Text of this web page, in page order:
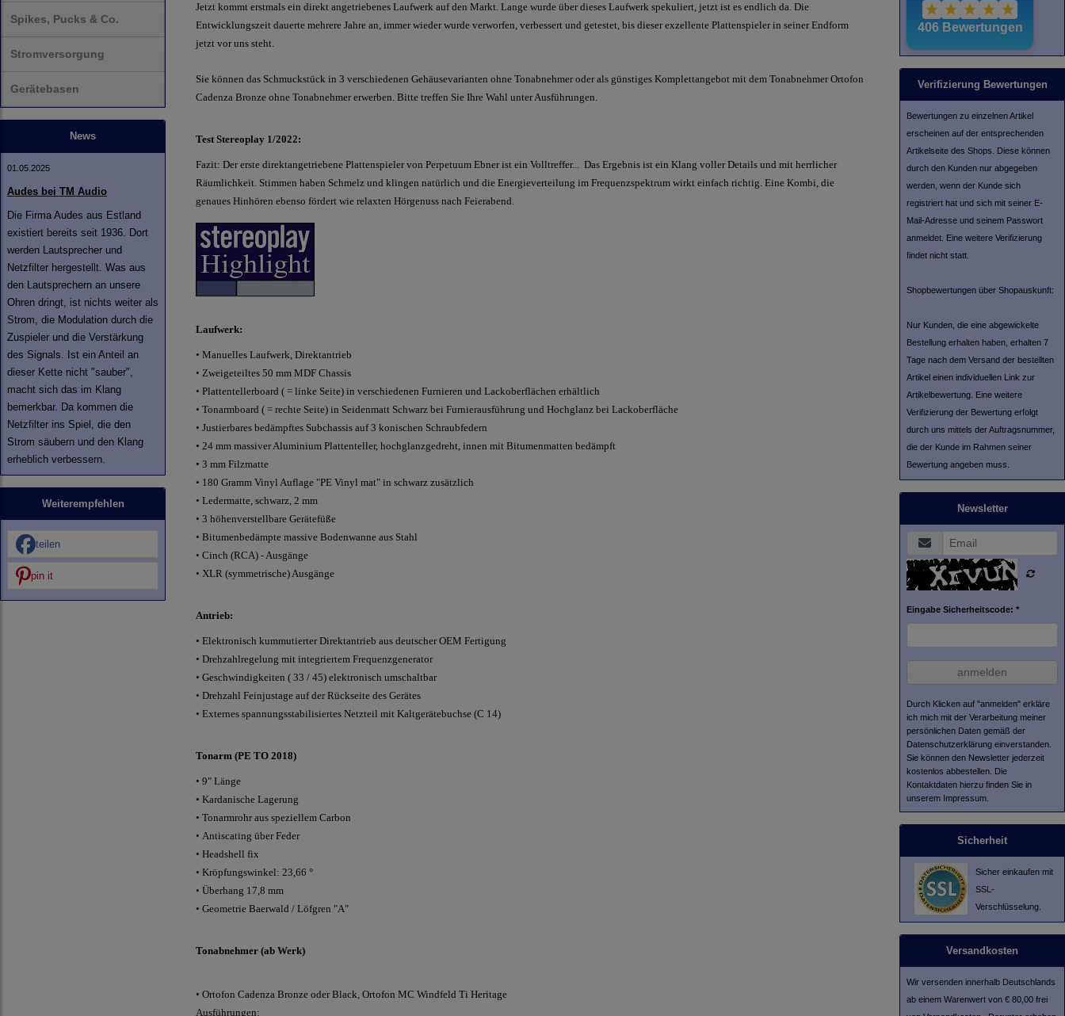
Spikes, Pucks & Co.
Stromversorgung
Gerätebasen
News
01.05.2025
Audes bei TM Audio
Die Firma Audes aus Estland
existiert bereits seit 1936. Dort
werden Lautsprecher und
Netzfilter hergestellt. Was aus
den Lautsprechern an unsere
Ohren dringt, ist nichts weiter als
Strom, die Modulation durch die
Zuspieler und die Verstärkung
des Signals. Ist ein Anteil an
dieser Kette nicht "sauber",
macht sich das im Klang
bemerkbar. Da kommen die
Netzfilter ins Spiel, die den
Strom säubern und den Klang
erheblich verbessern.
Weiterempfehlen
teilen
pin it
Jetzt kommt erstmals ein direkt angetriebenes Laufwerk auf den Markt. Lange wurde über dieses Laufwerk spekuliert, jetzt ist es endlich da. Die
Entwicklungszeit dauerte mehrere Jahre an, immer wieder wurde verworfen, verbessert und getestet, bis dieser exzellente Plattenspieler in seiner Endform
jetzt vor uns steht.
Sie können das Schmuckstück in 3 verschiedenen Gehäusevarianten ohne Tonabnehmer oder als günstiges Komplettangebot mit dem Tonabnehmer Ortofon
Cadenza Bronze ohne Tonabnehmer erwerben. Bitte treffen Sie Ihre Wahl unter Ausführungen.
Test Stereoplay 1/2022:
Fazit: Der erste direktangetriebene Plattenspieler von Perpetuum Ebner ist ein Volltreffer... Das Ergebnis ist ein Klang voller Details und mit herrlicher
Räumlichkeit. Stimmen haben Schmelz und klingen natürlich und die Energieverteilung im Frequenzspektrum wirkt einfach richtig. Eine Kombi, die
genaues Hinhören ebenso fördert wie relaxten Hörgenuss nach Feierabend.
Laufwerk:
• Manuelles Laufwerk, Direktantrieb
• Zweigeteiltes 50 mm MDF Chassis
• Plattentellerboard ( = linke Seite) in verschiedenen Furnieren und Lackoberflächen erhältlich
• Tonarmboard ( = rechte Seite) in Seidenmatt Schwarz bei Furnierausführung und Hochglanz bei Lackoberfläche
• Justierbares bedämpftes Subchassis auf 3 konischen Schraubfedern
• 24 mm massiver Aluminium Plattenteller, hochglanzgedreht, innen mit Bitumenmatten bedämpft
• 3 mm Filzmatte
• 180 Gramm Vinyl Auflage "PE Vinyl mat" in schwarz zusätzlich
• Ledermatte, schwarz, 2 mm
• 3 höhenverstellbare Gerätefüße
• Bitumenbedämpte massive Bodenwanne aus Stahl
• Cinch (RCA) - Ausgänge
• XLR (symmetrische) Ausgänge
Antrieb:
• Elektronisch kummutierter Direktantrieb aus deutscher OEM Fertigung
• Drehzahlregelung mit integriertem Frequenzgenerator
• Geschwindigkeiten ( 33 / 45) elektronisch umschaltbar
• Drehzahl Feinjustage auf der Rückseite des Gerätes
• Externes spannungsstabilisiertes Netzteil mit Kaltgerätebuchse (C 14)
Tonarm (PE TO 2018)
• 9" Länge
• Kardanische Lagerung
• Tonarmrohr aus speziellem Carbon
• Antiscating über Feder
• Headshell fix
• Kröpfungswinkel: 23,66 °
• Überhang 17,8 mm
• Geometrie Baerwald / Löfgren "A"
Tonabnehmer (ab Werk)
• Ortofon Cadenza Bronze oder Black, Ortofon MC Windfeld Ti Heritage
Ausführungen:
Verifizierung Bewertungen
Bewertungen zu einzelnen Artikel
erscheinen auf der entsprechenden
Artikelseite des Shops. Diese können
durch den Kunden nur abgegeben
werden, wenn der Kunde sich
registriert hat und sich mit seiner E-
Mail-Adresse und seinem Passwort
anmeldet. Eine weitere Verifizierung
findet nicht statt.
Shopbewertungen über Shopauskunft:
Nur Kunden, die eine abgewickelte
Bestellung erhalten haben, erhalten 7
Tage nach dem Versand der bestellten
Artikel einen individuellen Link zur
Artikelbewertung. Eine weitere
Verifizierung der Bewertung erfolgt
durch uns mittels der Auftragsnummer,
die der Kunde im Rahmen seiner
Bewertung angeben muss.
Newsletter
Eingabe Sicherheitscode: *
anmelden
Durch Klicken auf "anmelden" erkläre
ich mich mit der Verarbeitung meiner
persönlichen Daten gemäß der
Datenschutzerklärung einverstanden.
Sie können den Newsletter jederzeit
kostenlos abbestellen. Die
Kontaktdaten hierzu finden Sie in
unserem Impressum.
Sicherheit
Sicher einkaufen mit
SSL-
Verschlüsselung.
Versandkosten
Wir versenden innerhalb Deutschlands
ab einem Warenwert von € 80,00 frei